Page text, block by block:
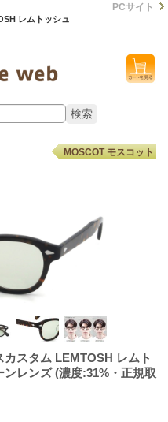
レムトッシュ
PCサイト
MOSCOT モスコット
スタム LEMTOSH レムト
ンレンズ (濃度:31%・正規取